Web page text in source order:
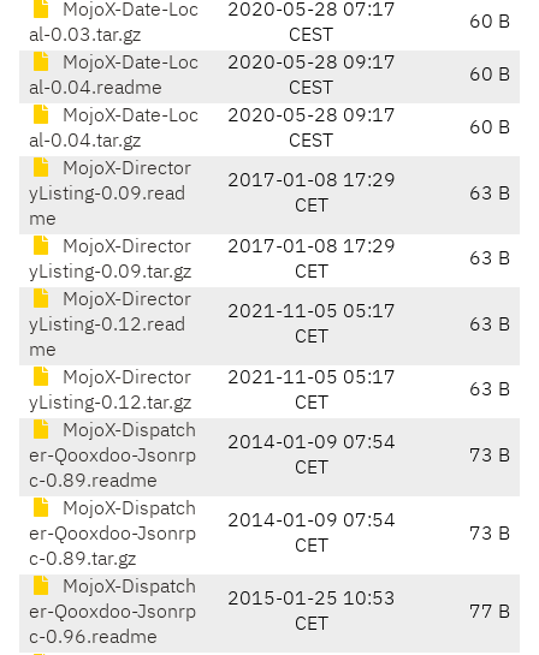
MojoX-Date-Loc
al-0.03.tar.gz
2020-05-28 07:17
CEST
60 B
MojoX-Date-Loc
al-0.04.readme
2020-05-28 09:17
CEST
60 B
MojoX-Date-Loc
al-0.04.tar.gz
2020-05-28 09:17
CEST
60 B
MojoX-Director
yListing-0.09.read
me
2017-01-08 17:29
CET
63 B
MojoX-Director
yListing-0.09.tar.gz
2017-01-08 17:29
CET
63 B
MojoX-Director
yListing-0.12.read
me
2021-11-05 05:17
CET
63 B
MojoX-Director
yListing-0.12.tar.gz
2021-11-05 05:17
CET
63 B
MojoX-Dispatch
er-Qooxdoo-Jsonrp
c-0.89.readme
2014-01-09 07:54
CET
73 B
MojoX-Dispatch
er-Qooxdoo-Jsonrp
c-0.89.tar.gz
2014-01-09 07:54
CET
73 B
MojoX-Dispatch
er-Qooxdoo-Jsonrp
c-0.96.readme
2015-01-25 10:53
CET
77 B